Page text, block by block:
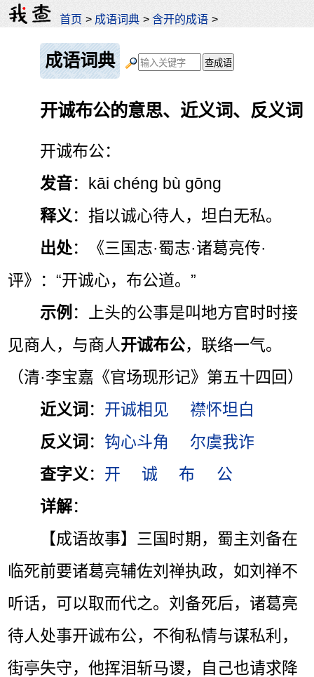
首页 > 成语词典 >含开的成语 >
成语词典
开诚布公的意思、近义词、反义词
开诚布公：
发音：kāi chéng bù gōng
释义 ：指以诚心待人，坦白无私。
出处：《三国志·蜀志·诸葛亮传·
评》：“开诚心，布公道。”
示例 ：上头的公事是叫地方官时时接
见商人，与商人开诚布公，联络一气。
（清·李宝嘉《官场现形记》第五十四回）
近义词 ： 开诚相见
襟怀坦白
反义词 ： 钩心斗角
尔虞我诈
查字义 ： 开 诚 布
公
详解：
【成语故事】三国时期，蜀主刘备在
临死前要诸葛亮辅佐刘禅执政，如刘禅不
听话，可以取而代之。刘备死后，诸葛亮
待人处事开诚布公，不徇私情与谋私利，
街亭失守，他挥泪斩马谡，自己也请求降